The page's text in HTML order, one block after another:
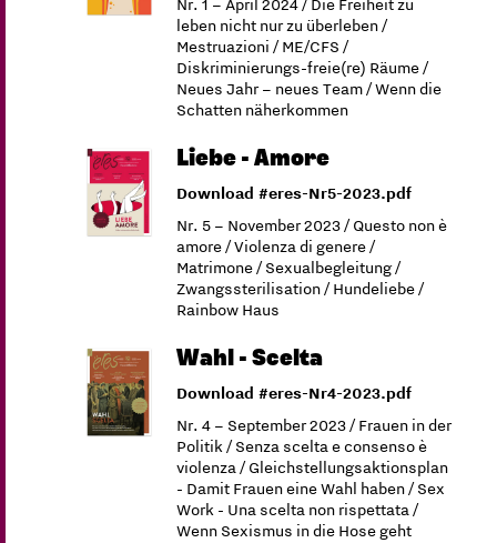
Nr. 1 – April 2024 / Die Freiheit zu
leben nicht nur zu überleben /
Mestruazioni / ME/CFS /
Diskriminierungs-freie(re) Räume /
Neues Jahr – neues Team / Wenn die
Schatten näherkommen
Liebe - Amore
Download #eres-Nr5-2023.pdf
Nr. 5 – November 2023 / Questo non è
amore / Violenza di genere /
Matrimone / Sexualbegleitung /
Zwangssterilisation / Hundeliebe /
Rainbow Haus
Wahl - Scelta
Download #eres-Nr4-2023.pdf
Nr. 4 – September 2023 / Frauen in der
Politik / Senza scelta e consenso è
violenza / Gleichstellungsaktionsplan
- Damit Frauen eine Wahl haben / Sex
Work - Una scelta non rispettata /
Wenn Sexismus in die Hose geht